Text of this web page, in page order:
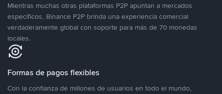
Mientras muchas otras plataformas P2P apuntan a mercados
específicos, Binance P2P brinda una experiencia comercial
verdaderamente global con soporte para más de 70 monedas
locales.
Formas de pagos flexibles
Con la confianza de millones de usuarios en todo el mundo,